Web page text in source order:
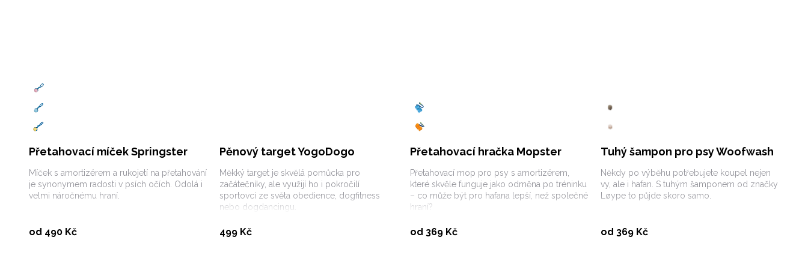
Přetahovací míček Springster
Míček s amortizérem a rukojetí na přetahování
je synonymem radosti v psích očích. Odolá i
velmi náročnému hraní.
od 490 Kč
Pěnový target YogoDogo
Měkký target je skvělá pomůcka pro
začátečníky, ale využijí ho i pokročilí
sportovci ze světa obedience, dogfitness
nebo dogdancingu.
499 Kč
Přetahovací hračka Mopster
Přetahovací mop pro psy s amortizérem,
které skvěle funguje jako odměna po tréninku
– co může být pro hafana lepší, než společné
hraní?
od 369 Kč
Tuhý šampon pro psy Woofwash
Někdy po výběhu potřebujete koupel nejen
vy, ale i hafan. S tuhým šamponem od značky
Løype to půjde skoro samo.
od 369 Kč